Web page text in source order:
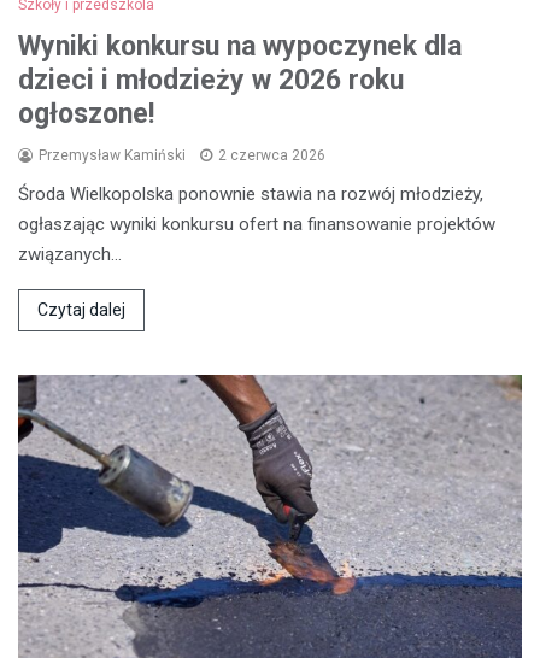
Szkoły i przedszkola
Wyniki konkursu na wypoczynek dla
dzieci i młodzieży w 2026 roku
ogłoszone!
Przemysław Kamiński 2 czerwca 2026
Środa Wielkopolska ponownie stawia na rozwój młodzieży,
ogłaszając wyniki konkursu ofert na finansowanie projektów
związanych…
Czytaj dalej